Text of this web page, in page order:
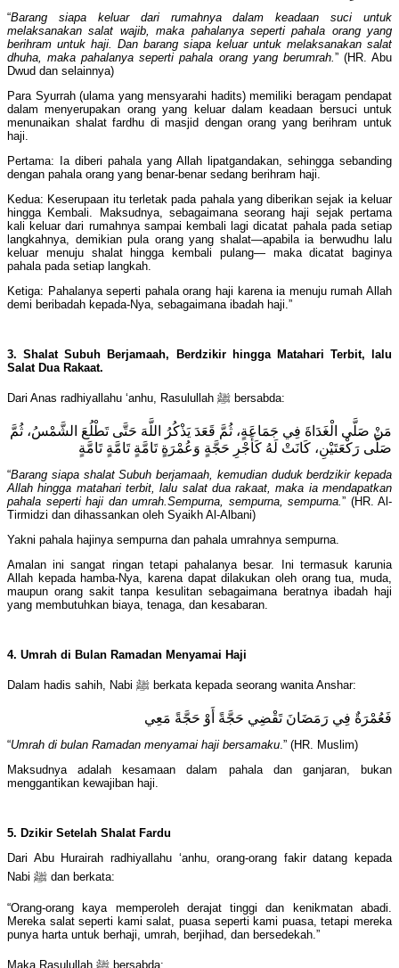
“Barang siapa keluar dari rumahnya dalam keadaan suci untuk
melaksanakan salat wajib, maka pahalanya seperti pahala orang yang
berihram untuk haji. Dan barang siapa keluar untuk melaksanakan salat
dhuha, maka pahalanya seperti pahala orang yang berumrah.” (HR. Abu
Dwud dan selainnya)
Para Syurrah (ulama yang mensyarahi hadits) memiliki beragam pendapat
dalam menyerupakan orang yang keluar dalam keadaan bersuci untuk
menunaikan shalat fardhu di masjid dengan orang yang berihram untuk
haji.
Pertama: Ia diberi pahala yang Allah lipatgandakan, sehingga sebanding
dengan pahala orang yang benar-benar sedang berihram haji.
Kedua: Keserupaan itu terletak pada pahala yang diberikan sejak ia keluar
hingga Kembali. Maksudnya, sebagaimana seorang haji sejak pertama
kali keluar dari rumahnya sampai kembali lagi dicatat pahala pada setiap
langkahnya, demikian pula orang yang shalat—apabila ia berwudhu lalu
keluar menuju shalat hingga kembali pulang— maka dicatat baginya
pahala pada setiap langkah.
Ketiga: Pahalanya seperti pahala orang haji karena ia menuju rumah Allah
demi beribadah kepada-Nya, sebagaimana ibadah haji.”
3. S halat Subuh Berjamaah, Berdzikir hingga Matahari Terbit, lalu
Salat Dua Rakaat.
Dari Anas radhiyallahu ‘anhu, Rasulullah ﷺ bersabda:
مَنْ صَلَّى الْغَدَاةَ فِي جَمَاعَةٍ، ثُمَّ قَعَدَ يَذْكُرُ اللَّهَ حَتَّى تَطْلُعَ الشَّمْسُ، ثُمَّ
صَلَّى رَكْعَتَيْنِ، كَانَتْ لَهُ كَأَجْرِ حَجَّةٍ وَعُمْرَةٍ تَامَّةٍ تَامَّةٍ تَامَّةٍ
“Barang siapa shalat Subuh berjamaah, kemudian duduk berdzikir kepada
Allah hingga matahari terbit, lalu salat dua rakaat, maka ia mendapatkan
pahala seperti haji dan umrah.Sempurna, sempurna, sempurna.” (HR. Al-
Tirmidzi dan dihassankan oleh Syaikh Al-Albani)
Yakni pahala hajinya sempurna dan pahala umrahnya sempurna.
Amalan ini sangat ringan tetapi pahalanya besar. Ini termasuk karunia
Allah kepada hamba-Nya, karena dapat dilakukan oleh orang tua, muda,
maupun orang sakit tanpa kesulitan sebagaimana beratnya ibadah haji
yang membutuhkan biaya, tenaga, dan kesabaran.
4. Umrah di Bulan Ramadan Menyamai Haji
Dalam hadis sahih, Nabi ﷺ berkata kepada seorang wanita Anshar:
فَعُمْرَةٌ فِي رَمَضَانَ تَقْضِي حَجَّةً أَوْ حَجَّةً مَعِي
“Umrah di bulan Ramadan menyamai haji bersamaku.” (HR. Muslim)
Maksudnya adalah kesamaan dalam pahala dan ganjaran, bukan
menggantikan kewajiban haji.
5. Dzikir Setelah S halat Fardu
Dari Abu Hurairah radhiyallahu ‘anhu, orang-orang fakir datang kepada
Nabi ﷺ dan berkata:
“Orang-orang kaya memperoleh derajat tinggi dan kenikmatan abadi.
Mereka salat seperti kami salat, puasa seperti kami puasa, tetapi mereka
punya harta untuk berhaji, umrah, berjihad, dan bersedekah.”
Maka Rasulullah ﷺ bersabda: